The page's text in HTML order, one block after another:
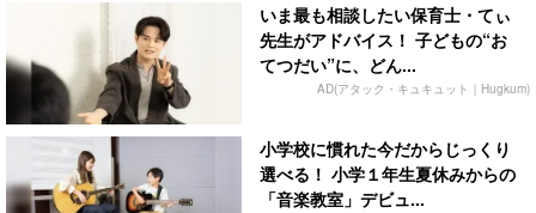
いま最も相談したい保育士・てぃ
先生がアドバイス！ 子どもの“お
てつだい”に、どん...
AD(アタック・キュキュット｜Hugkum)
小学校に慣れた今だからじっくり
選べる！ 小学１年生夏休みからの
「音楽教室」デビュ...